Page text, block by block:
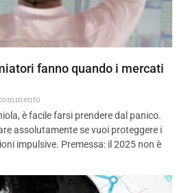
fanno quando i mercati
è facile farsi prendere dal panico.
assolutamente se vuoi proteggere i
impulsive. Premessa: il 2025 non è